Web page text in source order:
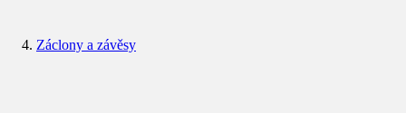
Záclony a závěsy